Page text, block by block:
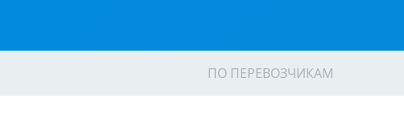
ПО ПЕРЕВОЗЧИКАМ